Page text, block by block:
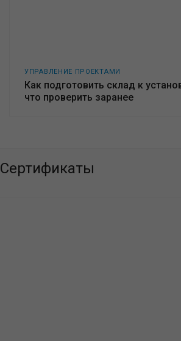
УПРАВЛЕНИЕ ПРОЕКТАМИ
Как подготовить склад к
что проверить заранее
Сертификаты